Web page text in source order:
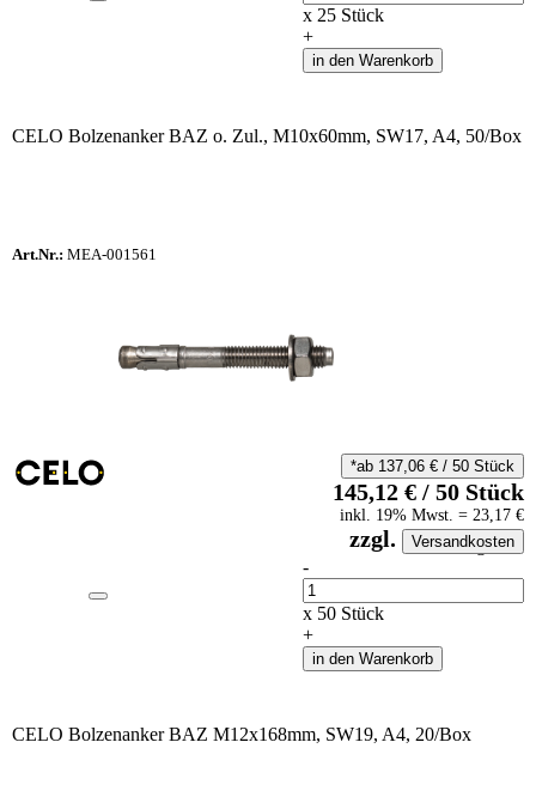
x 25 Stück
+
in den Warenkorb
CELO Bolzenanker BAZ o. Zul., M10x60mm, SW17, A4, 50/Box
Art.Nr.: MEA-001561
auf Anfrageliste
-
Anzahl
x 50 Stück
+
in den Warenkorb
*ab 137,06 €/ 50 Stück
145,12 €/ 50 Stück
inkl. 19% Mwst. = 23,17 €
zzgl. Versandkosten
CELO Bolzenanker BAZ M12x168mm, SW19, A4, 20/Box